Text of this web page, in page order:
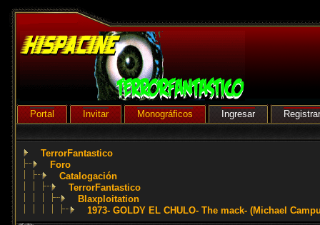
Portal Invitar Monográficos Ingresar
TerrorFantastico
Foro
Catalogación
TerrorFantastico
Blaxploitation
1973- GOLDY EL CHULO- The mack- (Michael